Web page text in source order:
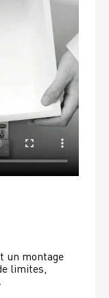
un montage
limites,